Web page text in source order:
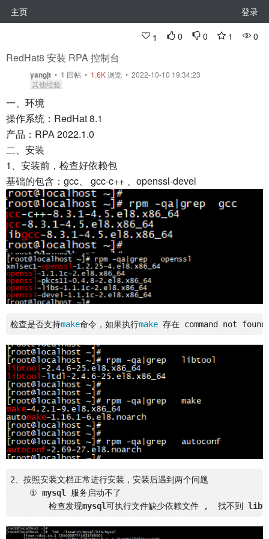
主页 登录
1 0 0 1 0
RedHat8 安装 RPA 控制台
yangjt • 1 回帖 • 1.6K浏览 • 2022-10-10 19:34:23
其他经验
一、环境
操作系统：RedHat 8.1
产品：RPA 2022.1.0
二、安装
1、安装前，检查好依赖包
基础的包含：gcc、 gcc-c++ 、openssl-devel
检查是否支持make命令，如果执行make 存在 command not found
2、按照安装文档正常进行安装，安装后遇到两个问题
    ①
mysql
服务启动不了
	检查发现
mysql可执行文件缺少依赖文件 ,  找不到